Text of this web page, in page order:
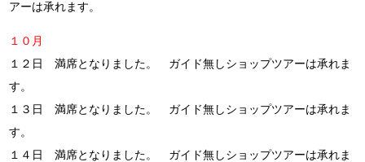
アーは承れます。
１０月
１２日 満席となりました。 ガイド無しショップツアーは承れま
す。
１３日 満席となりました。 ガイド無しショップツアーは承れま
す。
１４日 満席となりました。 ガイド無しショップツアーは承れま